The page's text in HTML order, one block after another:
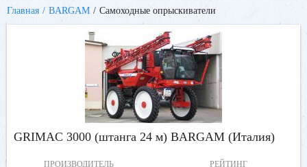
Главная BARGAM Самоходные опрыскиватели
GRIMAC 3000 (штанга 24 м) BARGAM (Италия)
ПРОИЗВОДИТЕЛЬ РЕЙТИНГ